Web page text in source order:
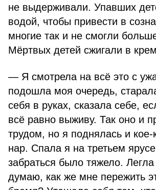
не выдерживали. Упавших
водой, чтобы привести в
многие так и не смогли
Мёртвых детей сжигали в
— Я смотрела на всё это с
подошла моя очередь,
себя в руках, сказала себе,
всё равно выживу. Так оно и
трудом, но я поднялась и
нар. Спала я на третьем
забраться было тяжело. Легла
думаю, как же мне пережить